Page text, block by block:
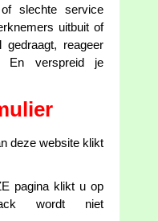
of slechte service
uitbuit of
reageer
En verspreid je
deze website klikt
pagina klikt u op
wordt niet